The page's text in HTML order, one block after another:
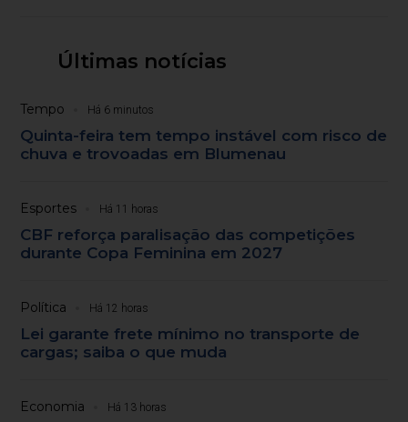
Últimas notícias
Tempo Há 6 minutos
Quinta-feira tem tempo instável com risco de
chuva e trovoadas em Blumenau
Esportes Há 11 horas
CBF reforça paralisação das competições
durante Copa Feminina em 2027
Política Há 12 horas
Lei garante frete mínimo no transporte de
cargas; saiba o que muda
Economia Há 13 horas